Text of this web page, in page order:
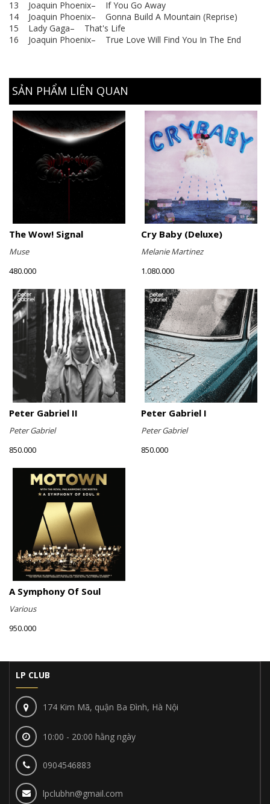
13 Joaquin Phoenix– If You Go Away
14 Joaquin Phoenix– Gonna Build A Mountain (Reprise)
15 Lady Gaga– That's Life
16 Joaquin Phoenix– True Love Will Find You In The End
SẢN PHẨM LIÊN QUAN
The Wow! Signal
Muse
480.000
Cry Baby (Deluxe)
Melanie Martinez
1.080.000
Peter Gabriel II
Peter Gabriel
850.000
Peter Gabriel I
Peter Gabriel
850.000
A Symphony Of Soul
Various
950.000
LP CLUB
174 Kim Mã, quận Ba Đình, Hà Nội
10:00 - 20:00 hằng ngày
0904546883
lpclubhn@gmail.com